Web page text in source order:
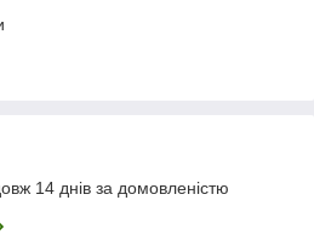
14 днів за домовленістю